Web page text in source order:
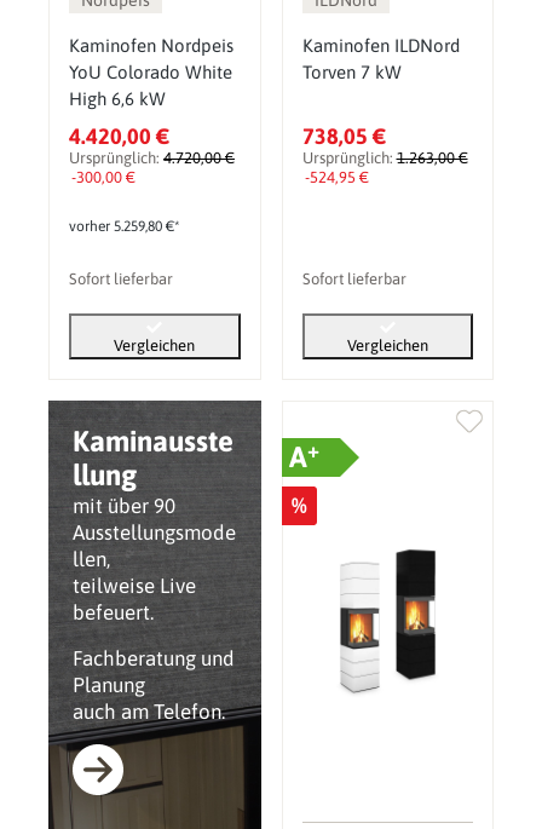
Kaminausste
llung
mit über 90
Ausstellungsmode
llen,
teilweise Live
befeuert.
Fachberatung und
Planung
auch am Telefon.
Kaminofen Nordpeis
YoU Colorado White
High 6,6 kW
4.420,00 €
Ursprünglich: 4.720,00 €
-300,00 €
vorher 5.259,80 €*
Sofort lieferbar
Vergleichen
Kaminofen ILDNord
Torven 7 kW
738,05 €
Ursprünglich:1.263,00 €
-524,95 €
Sofort lieferbar
Vergleichen
A+
%